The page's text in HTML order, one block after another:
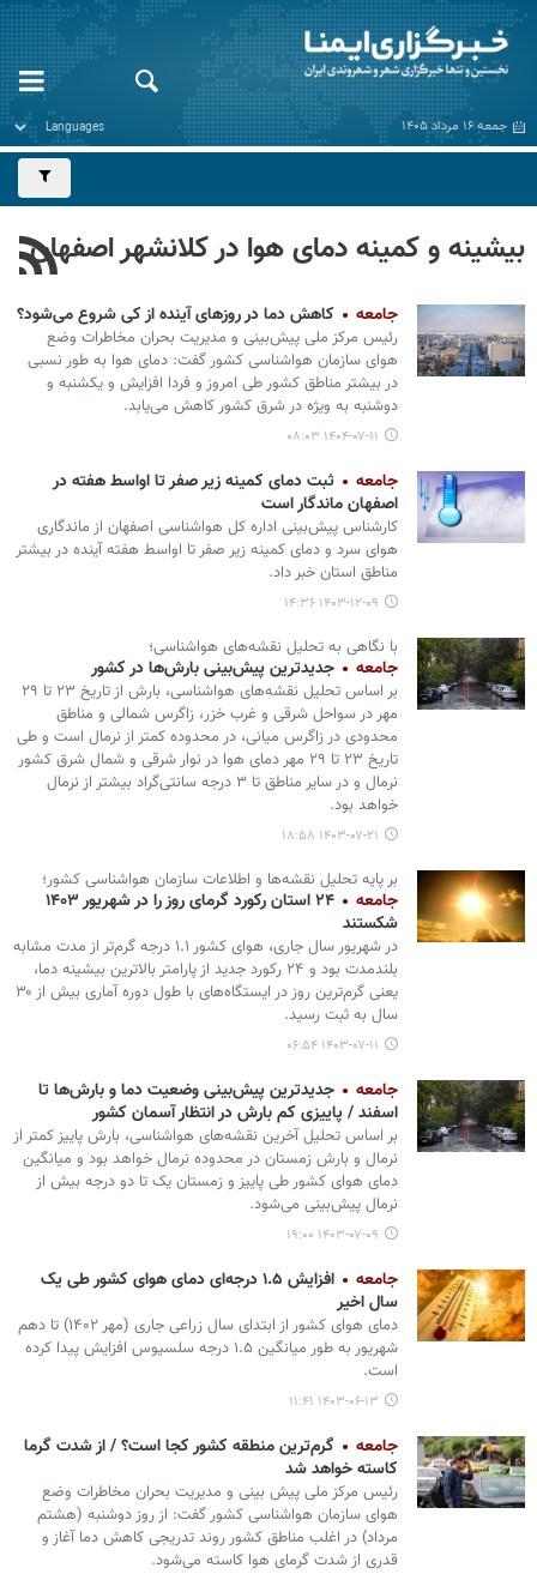
جمعه ۱۶ مرداد ۱۴۰۵
بیشینه و کمینه دمای هوا در کلانشهر اصفهان
جامعه کاهش دما در روزهای آینده از کی شروع می‌شود؟
رئیس مرکز ملی پیش‌بینی و مدیریت بحران مخاطرات وضع
هوای سازمان هواشناسی کشور گفت: دمای هوا به طور نسبی
در بیشتر مناطق کشور طی امروز و فردا افزایش و یکشنبه و
دوشنبه به ویژه در شرق کشور کاهش می‌یابد.
۱۴۰۴-۰۷-۱۱ ۰۸:۰۳
جامعه
ثبت دمای کمینه زیر صفر تا اواسط هفته در
اصفهان ماندگار است
کارشناس پیش‌بینی اداره کل هواشناسی اصفهان از ماندگاری
هوای سرد و دمای کمینه زیر صفر تا اواسط هفته آینده در بیشتر
مناطق استان خبر داد.
۱۴۰۳-۱۲-۰۹ ۱۴:۳۶
با نگاهی به تحلیل نقشه‌های هواشناسی؛
جامعه جدیدترین پیش‌بینی بارش‌ها در کشور
بر اساس تحلیل نقشه‌های هواشناسی، بارش از تاریخ ۲۳ تا ۲۹
مهر در سواحل شرقی و غرب خزر، زاگرس شمالی و مناطق
محدودی در زاگرس میانی، در محدوده کمتر از نرمال است و طی
تاریخ ۲۳ تا ۲۹ مهر دمای هوا در نوار شرقی و شمال شرق کشور
نرمال و در سایر مناطق تا ۳ درجه سانتی‌گراد بیشتر از نرمال
خواهد بود.
۱۴۰۳-۰۷-۲۱ ۱۸:۵۸
بر پایه تحلیل نقشه‌ها و اطلاعات سازمان هواشناسی کشور؛
جامعه
۲۴ استان رکورد گرمای روز را در شهریور ۱۴۰۳
شکستند
در شهریور سال جاری، هوای کشور ۱.۱ درجه گرم‌تر از مدت مشابه
بلندمدت بود و ۲۴ رکورد جدید از پارامتر بالاترین بیشینه دما،
یعنی گرم‌ترین روز در ایستگاه‌های با طول دوره آماری بیش از ۳۰
سال به ثبت رسید.
۱۴۰۳-۰۷-۱۱ ۰۶:۵۴
جامعه
جدیدترین پیش‌بینی وضعیت دما و بارش‌ها تا
اسفند / پاییزی کم بارش در انتظار آسمان کشور
بر اساس تحلیل آخرین نقشه‌های هواشناسی، بارش پاییز کمتر از
نرمال و بارش زمستان در محدوده نرمال خواهد بود و میانگین
دمای هوای کشور طی پاییز و زمستان یک تا دو درجه بیش از
نرمال پیش‌بینی می‌شود.
۱۴۰۳-۰۷-۰۹ ۱۹:۰۰
جامعه
افزایش ۱.۵ درجه‌ای دمای هوای کشور طی یک
سال اخیر
دمای هوای کشور از ابتدای سال زراعی جاری (مهر ۱۴۰۲) تا دهم
شهریور به‌ طور میانگین ۱.۵ درجه سلسیوس افزایش پیدا کرده
است.
۱۴۰۳-۰۶-۱۳ ۱۱:۴۱
جامعه
گرم‌ترین منطقه کشور کجا است؟ / از شدت گرما
کاسته خواهد شد
رئیس مرکز ملی پیش بینی و مدیریت بحران مخاطرات وضع
هوای سازمان هواشناسی کشور گفت: از روز دوشنبه (هشتم
مرداد) در اغلب مناطق کشور روند تدریجی کاهش دما آغاز و
قدری از شدت گرمای هوا کاسته می‌شود.